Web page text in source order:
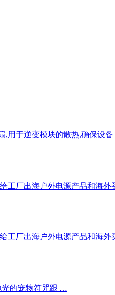
,用于逆变模块的散热,确保设
工厂出海户外电源产品和海
工厂出海户外电源产品和海外
光的宠物符咒跟 …